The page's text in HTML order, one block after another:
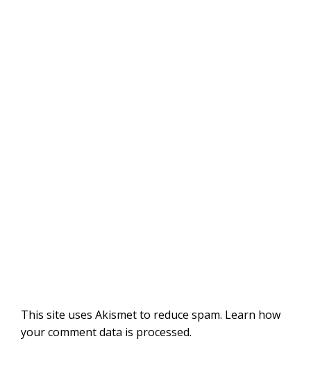
This site uses Akismet to reduce spam. Learn how
your comment data is processed.